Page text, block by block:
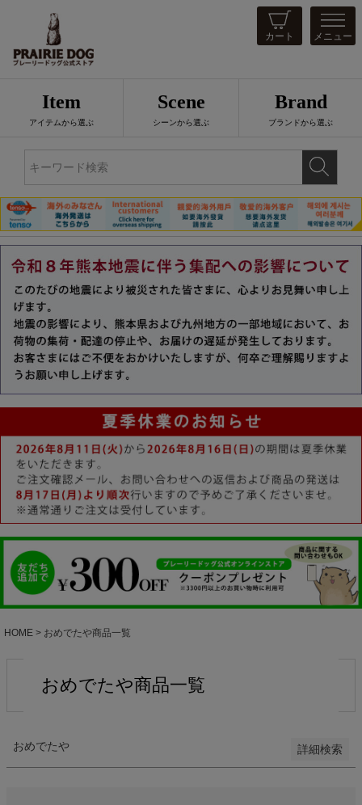
カート メニュー
Item
アイテムから選ぶ
Scene
シーンから選ぶ
Brand
ブランドから選ぶ
HOME おめでたや商品一覧
検索
おめでたや商品一覧
おめでたや 詳細検索
キーワード
在庫なし商品を表示